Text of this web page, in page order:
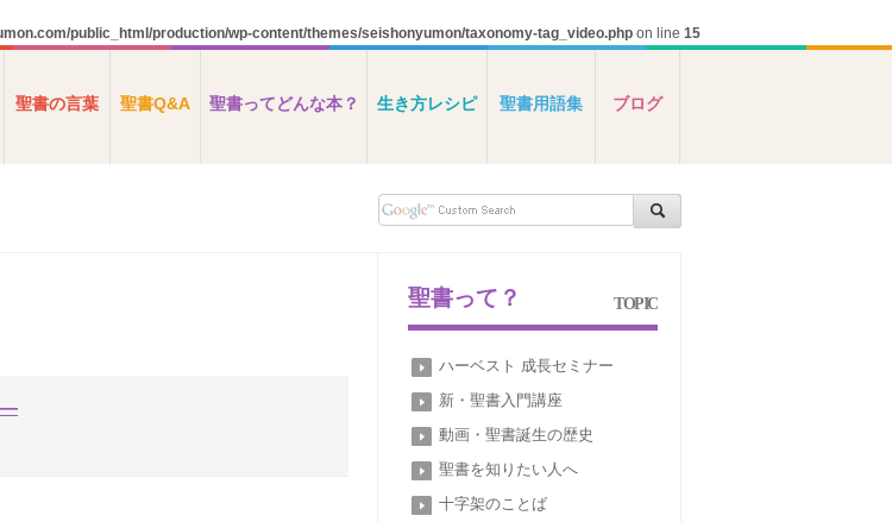
public_html/production/wp-content/themes/seishonyumon/taxonomy-tag_video.phpon line 15
聖書の言葉 聖書Q&A 聖書ってどんな本？ 生き方レシピ 聖書用語集 ブログ
―
聖書って？ TOPIC
ハーベスト 成長セミナー
新・聖書入門講座
動画・聖書誕生の歴史
聖書を知りたい人へ
十字架のことば